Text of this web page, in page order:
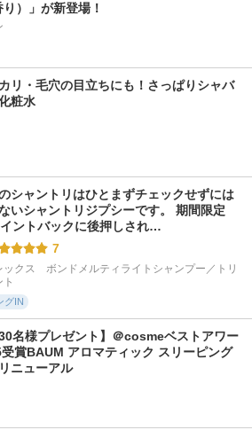
）」が新登場！
リ・毛穴の目立ちにも！さっぱりシャバ
粧水
シャントリはひとまずチェックせずには
いシャントリジプシーです。 期間限定
ントバックに後押しされ…
7
ックス　ボンドメルティライトシャンプー／トリ
グIN
30名様プレゼント】＠cosmeベストアワー
受賞BAUM アロマティック スリーピング
ニューアル